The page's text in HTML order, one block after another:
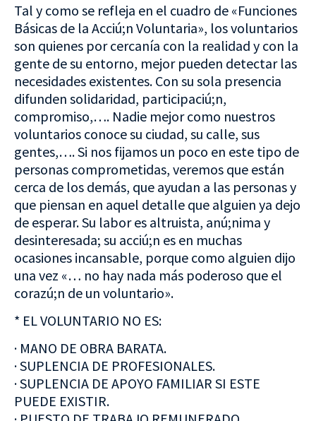
Tal y como se refleja en el cuadro de «Funciones
Básicas de la Acciú;n Voluntaria», los voluntarios
son quienes por cercanía con la realidad y con la
gente de su entorno, mejor pueden detectar las
necesidades existentes. Con su sola presencia
difunden solidaridad, participaciú;n,
compromiso,…. Nadie mejor como nuestros
voluntarios conoce su ciudad, su calle, sus
gentes,…. Si nos fijamos un poco en este tipo de
personas comprometidas, veremos que están
cerca de los demás, que ayudan a las personas y
que piensan en aquel detalle que alguien ya dejo
de esperar. Su labor es altruista, anú;nima y
desinteresada; su acciú;n es en muchas
ocasiones incansable, porque como alguien dijo
una vez «… no hay nada más poderoso que el
corazú;n de un voluntario».
* EL VOLUNTARIO NO ES:
· MANO DE OBRA BARATA.
· SUPLENCIA DE PROFESIONALES.
· SUPLENCIA DE APOYO FAMILIAR SI ESTE
PUEDE EXISTIR.